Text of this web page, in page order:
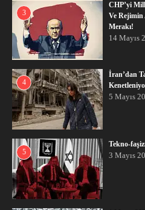
3
CHP’yi
Ve
14 Mayıs
4
İran’dan
5 Mayıs
5
Tekno-
3 Mayıs